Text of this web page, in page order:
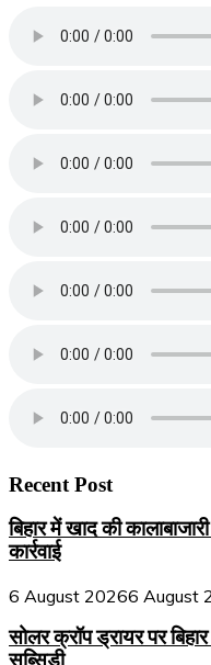
Recent Post
बिहार में खाद की
कार्रवाई
6 August 20266 August
सोलर क्रॉप ड्रायर पर